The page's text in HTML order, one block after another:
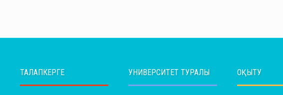
ТАЛАПКЕРГЕ УНИВЕРСИТЕТ ТУРАЛЫ ОҚЫТУ